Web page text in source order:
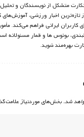
متشکل از نویسندگان و
اخبار ورزشی، آموزش‌های
کاربران ایرانی فراهم می‌کند.
بونوس ها و قمار مسئولانه
بهره‌مند شوید.
شد. بخش‌های موردنیاز